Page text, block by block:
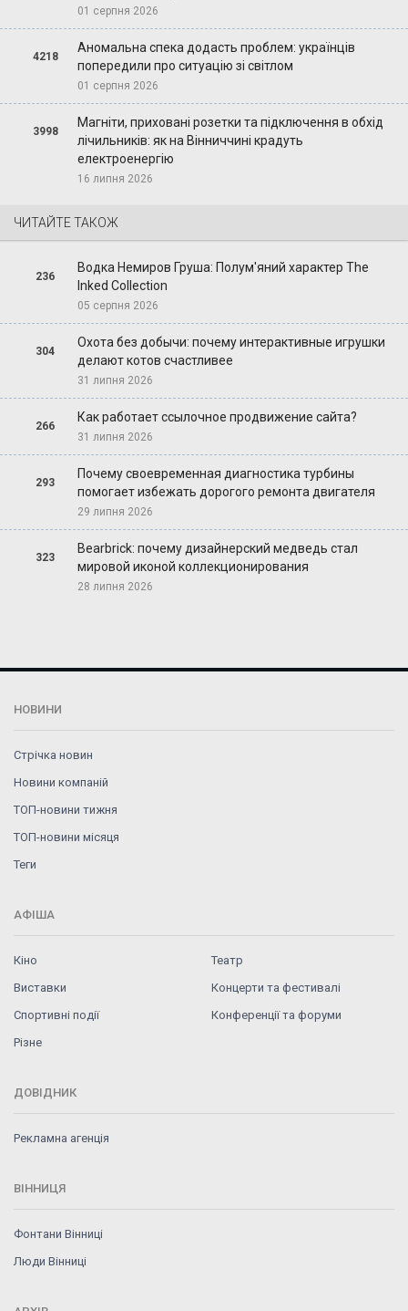
01 серпня 2026
4218
Аномальна спека додасть проблем: українців
попередили про ситуацію зі світлом
01 серпня 2026
3998
Магніти, приховані розетки та підключення в обхід
лічильників: як на Вінниччині крадуть
електроенергію
16 липня 2026
ЧИТАЙТЕ ТАКОЖ
236
Водка Немиров Груша: Полум'яний характер The
Inked Collection
05 серпня 2026
304
Охота без добычи: почему интерактивные игрушки
делают котов счастливее
31 липня 2026
266
Как работает ссылочное продвижение сайта?
31 липня 2026
293
Почему своевременная диагностика турбины
помогает избежать дорогого ремонта двигателя
29 липня 2026
323
Bearbrick: почему дизайнерский медведь стал
мировой иконой коллекционирования
28 липня 2026
НОВИНИ
Стрічка новин
Новини компаній
ТОП-новини тижня
ТОП-новини місяця
Теги
АФІША
Кіно
Театр
Виставки
Концерти та фестивалі
Спортивні події
Конференції та форуми
Різне
ДОВІДНИК
Рекламна агенція
ВІННИЦЯ
Фонтани Вінниці
Люди Вінниці